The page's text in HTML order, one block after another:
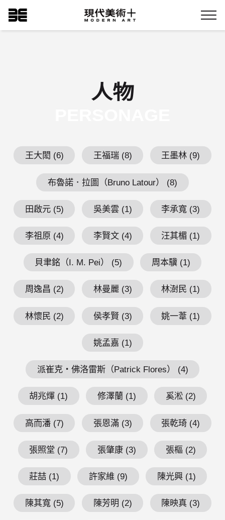
到
主
現代美術+Logo
Menu
人物
王大閎 (6) 王福瑞 (8) 王墨林 (9)
布魯諾．拉圖（Bruno Latour） (8)
田啟元 (5) 吳美雲 (1) 李承寬 (3)
李祖原 (4) 李賢文 (4) 汪其楣 (1)
貝聿銘（I. M. Pei） (5) 周本驥 (1)
周逸昌 (2) 林曼麗 (3) 林澍民 (1)
林懷民 (2) 侯孝賢 (3) 姚一葦 (1)
姚孟嘉 (1)
派崔克・佛洛雷斯（Patrick Flores） (4)
胡兆煇 (1) 修澤蘭 (1) 奚淞 (2)
高而潘 (7) 張恩滿 (3) 張乾琦 (4)
張照堂 (7) 張肇康 (3) 張樞 (2)
莊喆 (1) 許家維 (9) 陳光興 (1)
陳其寬 (5) 陳芳明 (2) 陳映真 (3)